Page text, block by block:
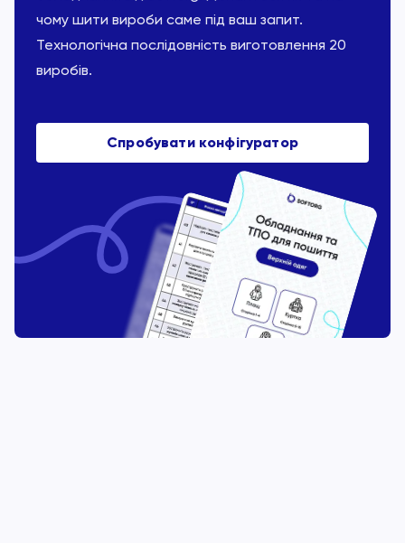
чому шити вироби саме під ваш запит.
Технологічна послідовність виготовлення 20
виробів.
Спробувати конфігуратор